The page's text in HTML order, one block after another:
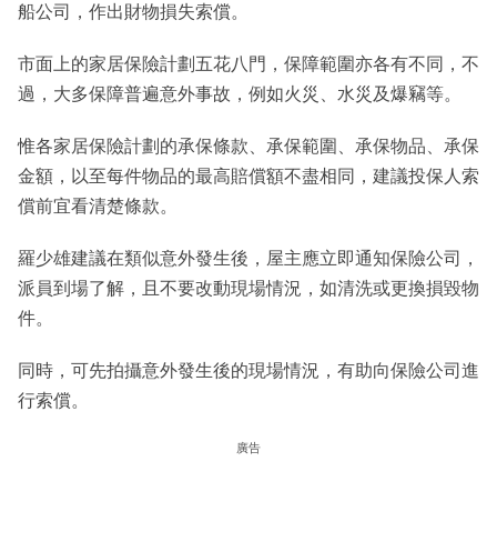
船公司，作出財物損失索償。
市面上的家居保險計劃五花八門，保障範圍亦各有不同，不
過，大多保障普遍意外事故，例如火災、水災及爆竊等。
惟各家居保險計劃的承保條款、承保範圍、承保物品、承保
金額，以至每件物品的最高賠償額不盡相同，建議投保人索
償前宜看清楚條款。
羅少雄建議在類似意外發生後，屋主應立即通知保險公司，
派員到場了解，且不要改動現場情況，如清洗或更換損毀物
件。
同時，可先拍攝意外發生後的現場情況，有助向保險公司進
行索償。
廣告